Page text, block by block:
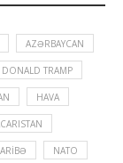
AZƏRBAYCAN
DONALD TRAMP
HAVA
NATO